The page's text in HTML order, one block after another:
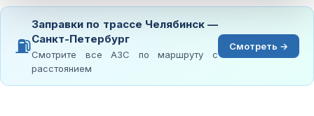
⛽
Заправки по трассе Челябинск —
Санкт-Петербург
Смотрите все АЗС по маршруту с
расстоянием
Смотреть →